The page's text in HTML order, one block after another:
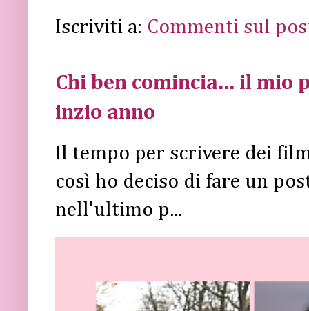
Iscriviti a: Commenti sul
Chi ben comincia... il
inzio anno
Il tempo per scrivere dei
così ho deciso di fare un
nell'ultimo p...